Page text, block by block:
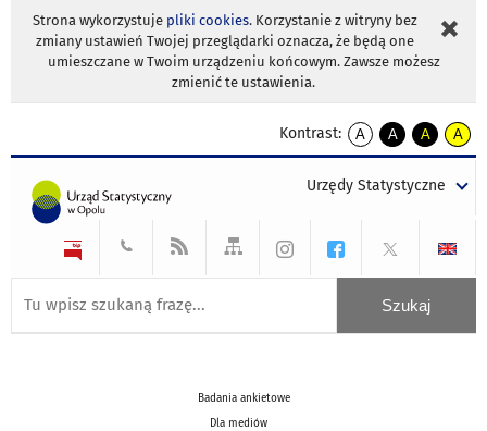
Strona wykorzystuje pliki cookies. Korzystanie z witryny bez
zmiany ustawień Twojej przeglądarki oznacza, że będą one
umieszczane w Twoim urządzeniu końcowym. Zawsze możesz
zmienić te ustawienia.
Kontrast:
A
kontrast
A
kontrast
tekst
czarnym
A
kontrast
tekst
czarnym
A
tekst
żółtym
Urzędy Statystyczne
Badania ankietowe
Dla mediów